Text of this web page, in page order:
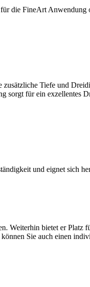
die FineArt
Tiefe und
für ein exzellentes
und eignet sich
Weiterhin bietet er
Sie auch einen